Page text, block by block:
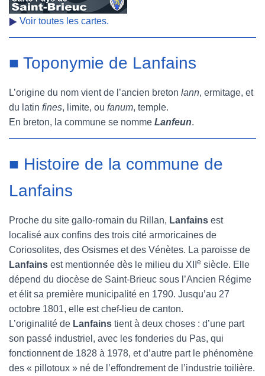
Voir toutes les cartes.
■ Toponymie de Lanfains
L’origine du nom vient de l’ancien breton lann, ermitage, et
du latin fines, limite, ou fanum, temple.
En breton, la commune se nomme Lanfeun.
■ Histoire de la commune de
Lanfains
Proche du site gallo-romain du Rillan, Lanfains est
localisé aux confins des trois cité armoricaines de
Coriosolites, des Osismes et des Vénètes. La paroisse de
Lanfains est mentionnée dès le milieu du XII e siècle. Elle
dépend du diocèse de Saint-Brieuc sous l’Ancien Régime
et élit sa première municipalité en 1790. Jusqu’au 27
octobre 1801, elle est chef-lieu de canton.
L’originalité de Lanfains tient à deux choses : d’une part
son passé industriel, avec les fonderies du Pas, qui
fonctionnent de 1828 à 1978, et d’autre part le phénomène
des « pillotoux » né de l’effondrement de l’industrie toilière.